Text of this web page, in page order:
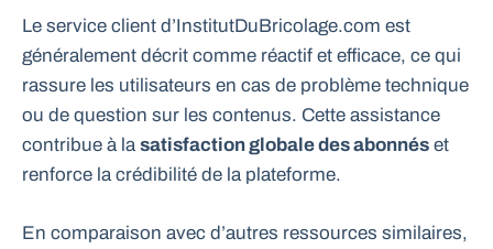
Le service client d’InstitutDuBricolage.com est
généralement décrit comme réactif et efficace, ce qui
rassure les utilisateurs en cas de problème technique
ou de question sur les contenus. Cette assistance
contribue à lasatisfaction globale des abonnés et
renforce la crédibilité de la plateforme.
En comparaison avec d’autres ressources similaires,